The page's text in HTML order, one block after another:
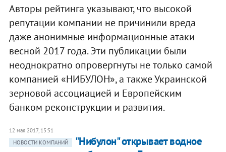
Авторы рейтинга указывают, что высокой
репутации компании не причинили вреда
даже анонимные информационные атаки
весной 2017 года. Эти публикации были
неоднократно опровергнуты не только самой
компанией «НИБУЛОН», а также Украинской
зерновой ассоциацией и Европейским
банком реконструкции и развития.
12 мая 2017, 15:51
НОВОСТИ КОМПАНИЙ
"Нибулон" открывает водное